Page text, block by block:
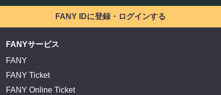
FANY IDに登録・ログインする
FANYサービス
FANY
FANY Ticket
FANY Online Ticket